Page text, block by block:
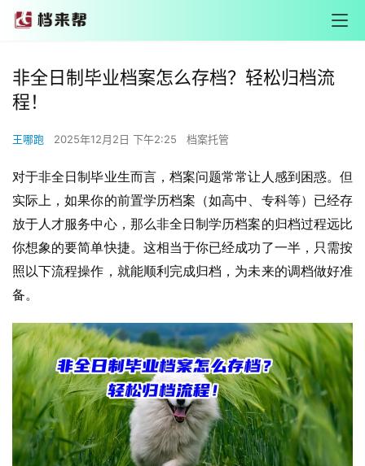
非全日制毕业档案怎么存档？轻松归档流
程！
王哪跑 2025年12月2日 下午2:25 档案托管
对于非全日制毕业生而言，档案问题常常让人感到困惑。但
实际上，如果你的前置学历档案（如高中、专科等）已经存
放于人才服务中心，那么非全日制学历档案的归档过程远比
你想象的要简单快捷。这相当于你已经成功了一半，只需按
照以下流程操作，就能顺利完成归档，为未来的调档做好准
备。